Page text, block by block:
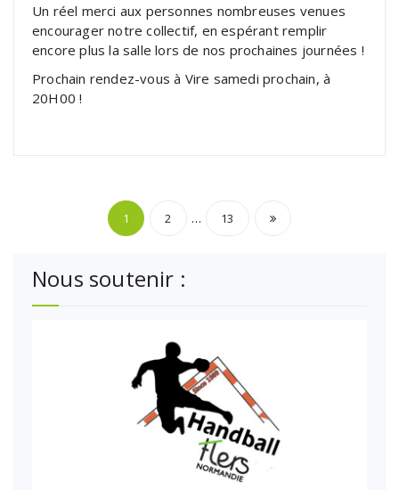
Un réel merci aux personnes nombreuses venues
encourager notre collectif, en espérant remplir
encore plus la salle lors de nos prochaines journées !
Prochain rendez-vous à Vire samedi prochain, à
20H00 !
Pagination
des
publications
1 2 … 13
Nous soutenir :